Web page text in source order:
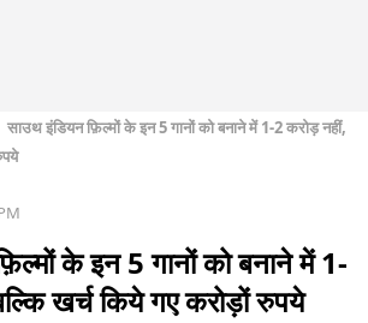
साउथ इंडियन फ़िल्मों के इन 5 गानों को बनाने में 1-2 करोड़ नहीं,
के इन 5 गानों को बनाने में 1-
खर्च किये गए करोड़ों रुपये